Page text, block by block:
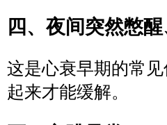
四、夜间突然憋
这是心衰早期的常
起来才能缓解。